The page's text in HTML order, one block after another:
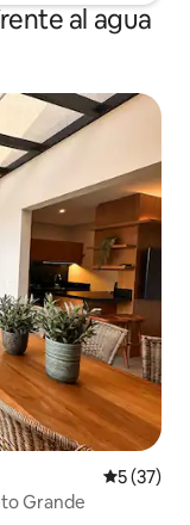
al agua
5 (37)
Grande